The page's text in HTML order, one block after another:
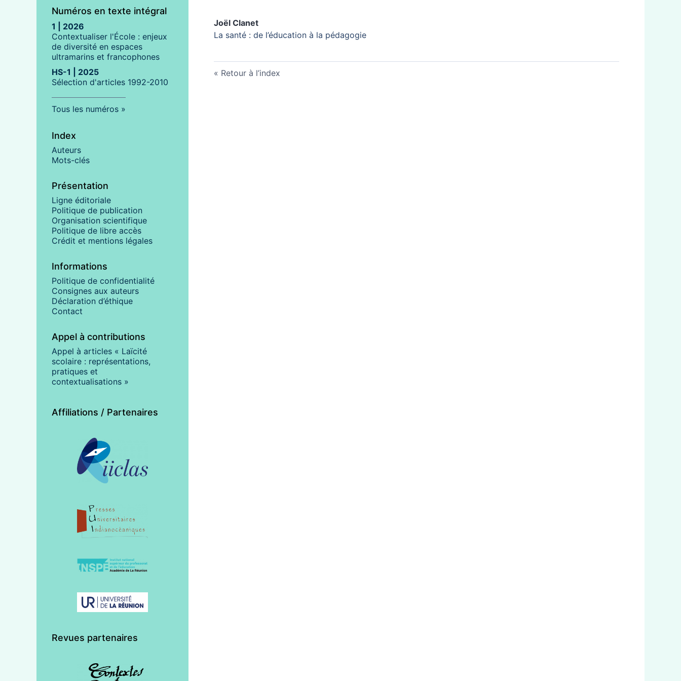
Numéros en texte intégral
1 | 2026
Contextualiser l'École : enjeux
de diversité en espaces
ultramarins et francophones
HS-1 | 2025
Sélection d'articles 1992-2010
Tous les numéros
Index
Auteurs
Mots-clés
Présentation
Ligne éditoriale
Politique de publication
Organisation scientifique
Politique de libre accès
Crédit et mentions légales
Informations
Politique de confidentialité
Consignes aux auteurs
Déclaration d’éthique
Contact
Appel à contributions
Appel à articles « Laïcité
scolaire : représentations,
pratiques et
contextualisations »
Affiliations / Partenaires
Revues partenaires
Joël Clanet
La santé : de l’éducation à la pédagogie
Retour à l’index